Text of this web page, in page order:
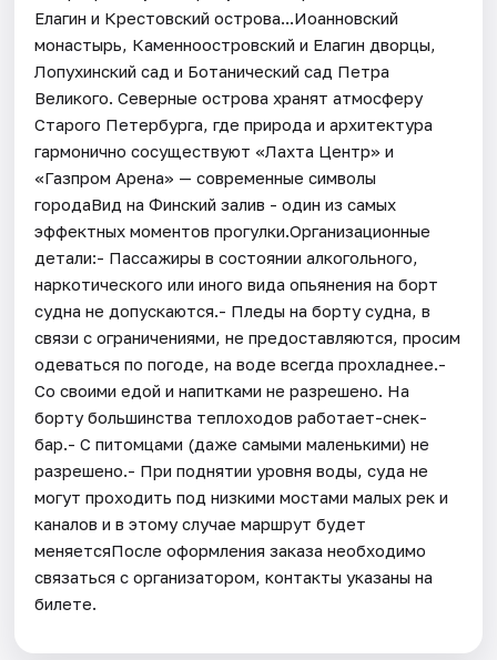
Елагин и Крестовский острова...Иоанновский
монастырь, Каменноостровский и Елагин дворцы,
Лопухинский сад и Ботанический сад Петра
Великого. Северные острова хранят атмосферу
Старого Петербурга, где природа и архитектура
гармонично сосуществуют «Лахта Центр» и
«Газпром Арена» — современные символы
городаВид на Финский залив - один из самых
эффектных моментов прогулки.Организационные
детали:- Пассажиры в состоянии алкогольного,
наркотического или иного вида опьянения на борт
судна не допускаются.- Пледы на борту судна, в
связи с ограничениями, не предоставляются, просим
одеваться по погоде, на воде всегда прохладнее.-
Со своими едой и напитками не разрешено. На
борту большинства теплоходов работает-снек-
бар.- С питомцами (даже самыми маленькими) не
разрешено.- При поднятии уровня воды, суда не
могут проходить под низкими мостами малых рек и
каналов и в этому случае маршрут будет
меняетсяПосле оформления заказа необходимо
связаться с организатором, контакты указаны на
билете.